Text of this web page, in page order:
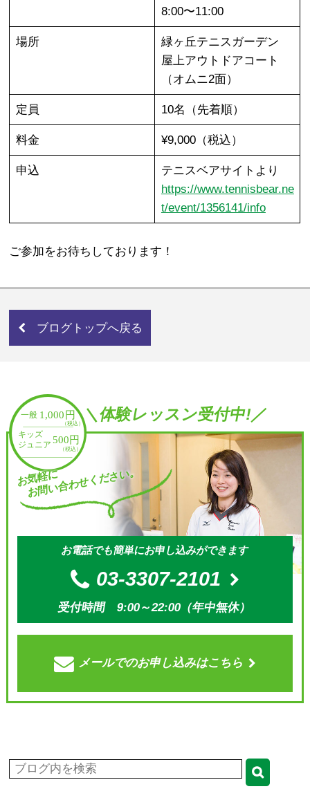
8:00〜11:00
場所
緑ヶ丘テニスガーデン
屋上アウトドアコート
（オムニ2面）
定員 10名（先着順）
料金 ¥9,000（税込）
申込
テニスベアサイトより
https://www.tennisbear.ne
t/event/1356141/info
ご参加をお待ちしております！
ブログトップへ戻る
＼体験レッスン受付中!／
お気軽に
お問い合わせください。
お電話でも簡単にお申し込みができます
03-3307-2101
受付時間 9:00～22:00（年中無休）
メールでのお申し込みはこちら